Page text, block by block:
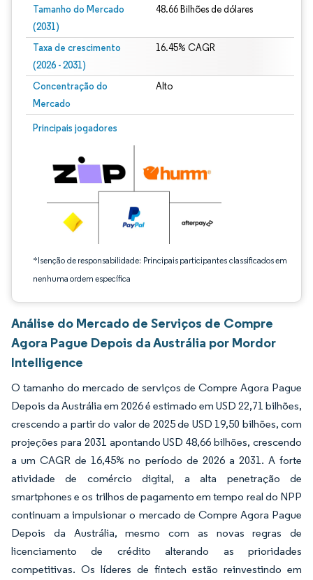
Tamanho do Mercado
(2031)
48.66 Bilhões de dólares
Taxa de crescimento
(2026 - 2031)
16.45% CAGR
Concentração do
Mercado
Alto
Principais jogadores
*Isenção de responsabilidade: Principais participantes classificados em
nenhuma ordem específica
Imagem © Mordor Intelligence. O reuso requer atribuição conforme CC BY 4.0.
Análise do Mercado de Serviços de Compre
Agora Pague Depois da Austrália por Mordor
Intelligence
O tamanho do mercado de serviços de Compre Agora Pague
Depois da Austrália em 2026 é estimado em USD 22,71 bilhões,
crescendo a partir do valor de 2025 de USD 19,50 bilhões, com
projeções para 2031 apontando USD 48,66 bilhões, crescendo
a um CAGR de 16,45% no período de 2026 a 2031. A forte
atividade de comércio digital, a alta penetração de
smartphones e os trilhos de pagamento em tempo real do NPP
continuam a impulsionar o mercado de Compre Agora Pague
Depois da Austrália, mesmo com as novas regras de
licenciamento de crédito alterando as prioridades
competitivas. Os líderes de fintech estão reinvestindo em